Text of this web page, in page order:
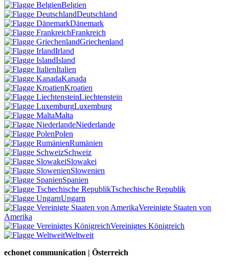
Belgien
Deutschland
Dänemark
Frankreich
Griechenland
Irland
Island
Italien
Kanada
Kroatien
Liechtenstein
Luxemburg
Malta
Niederlande
Polen
Rumänien
Schweiz
Slowakei
Slowenien
Spanien
Tschechische Republik
Ungarn
Vereinigte Staaten von
Amerika
Vereinigtes Königreich
Weltweit
echonet communication | Österreich